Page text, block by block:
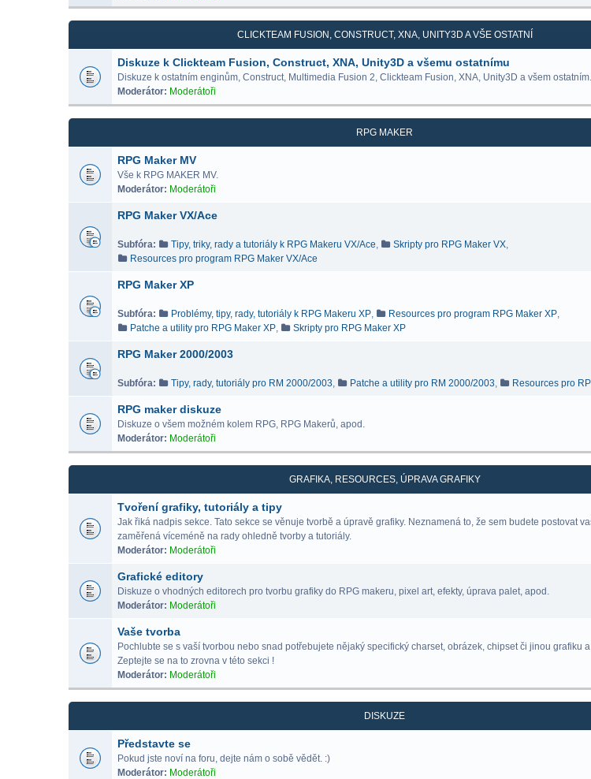
CLICKTEAM FUSION, CONSTRUCT, XNA, UNITY3D A VŠE OSTATNÍ
Diskuze k Clickteam Fusion, Construct, XNA, Unity3D a všemu ostatnímu
Diskuze k ostatním enginům, Construct, Multimedia Fusion 2, Clickteam Fusion, XNA, Unity3D a všem ostatním.
Moderátor: Moderátoři
RPG MAKER
RPG Maker MV
Vše k RPG MAKER MV.
Moderátor: Moderátoři
RPG Maker VX/Ace
Subfóra: Tipy, triky, rady a tutoriály k RPG Makeru VX/Ace, Skripty pro RPG Maker VX,
Resources pro program RPG Maker VX/Ace
RPG Maker XP
Subfóra: Problémy, tipy, rady, tutoriály k RPG Makeru XP, Resources pro program RPG Maker XP,
Patche a utility pro RPG Maker XP, Skripty pro RPG Maker XP
RPG Maker 2000/2003
Subfóra: Tipy, rady, tutoriály pro RM 2000/2003, Patche a utility pro RM 2000/2003, Resources pro
RPG maker diskuze
Diskuze o všem možném kolem RPG, RPG Makerů, apod.
Moderátor: Moderátoři
GRAFIKA, RESOURCES, ÚPRAVA GRAFIKY
Tvoření grafiky, tutoriály a tipy
Jak řiká nadpis sekce. Tato sekce se věnuje tvorbě a úpravě grafiky. Neznamená to, že sem budete postovat
zaměřená víceméně na rady ohledně tvorby a tutoriály.
Moderátor: Moderátoři
Grafické editory
Diskuze o vhodných editorech pro tvorbu grafiky do RPG makeru, pixel art, efekty, úprava palet, apod.
Moderátor: Moderátoři
Vaše tvorba
Pochlubte se s vaší tvorbou nebo snad potřebujete nějaký specifický charset, obrázek, chipset či jinou grafiku
Zeptejte se na to zrovna v této sekci !
Moderátor: Moderátoři
DISKUZE
Představte se
Pokud jste noví na foru, dejte nám o sobě vědět. :)
Moderátor: Moderátoři